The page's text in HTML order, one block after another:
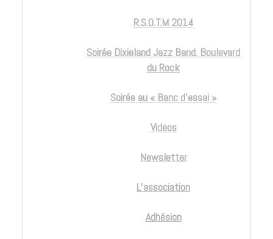
R.S.O.T.M 2014
Soirée Dixieland Jazz Band. Boulevard
du Rock
Soirée au « Banc d’essai »
Videos
Newsletter
L’association
Adhésion